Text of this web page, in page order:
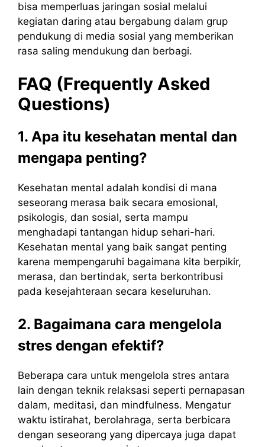
bisa memperluas jaringan sosial melalui
kegiatan daring atau bergabung dalam grup
pendukung di media sosial yang memberikan
rasa saling mendukung dan berbagi.
FAQ (Frequently Asked
Questions)
1. Apa itu kesehatan mental dan
mengapa penting?
Kesehatan mental adalah kondisi di mana
seseorang merasa baik secara emosional,
psikologis, dan sosial, serta mampu
menghadapi tantangan hidup sehari-hari.
Kesehatan mental yang baik sangat penting
karena mempengaruhi bagaimana kita berpikir,
merasa, dan bertindak, serta berkontribusi
pada kesejahteraan secara keseluruhan.
2. Bagaimana cara mengelola
stres dengan efektif?
Beberapa cara untuk mengelola stres antara
lain dengan teknik relaksasi seperti pernapasan
dalam, meditasi, dan mindfulness. Mengatur
waktu istirahat, berolahraga, serta berbicara
dengan seseorang yang dipercaya juga dapat